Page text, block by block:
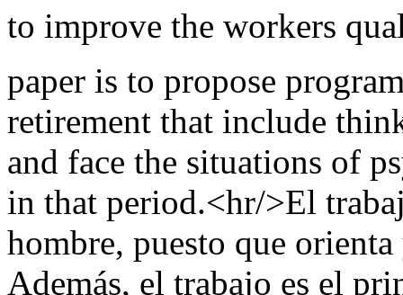
to improve the workers
paper is to propose
retirement that include
and face the situations of
in that period.<hr/>El
hombre, puesto que
Además, el trabajo es el